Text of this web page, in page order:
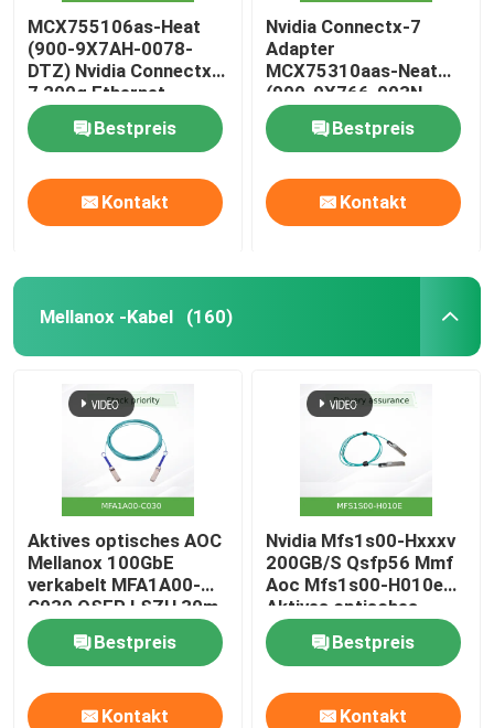
MCX755106as-Heat
(900-9X7AH-0078-
DTZ) Nvidia Connectx-
7 200g Ethernet-
Adapter mit zwei Ports
Bestpreis
Kontakt
Nvidia Connectx-7
Adapter
MCX75310aas-Neat
(900-9X766-003N-
SQ0) Single-Port Osfp
Infiniband: Ndr
400GB/S
Ethernet: 400 GBE
Bestpreis
Kontakt
Mellanox -Kabel (160)
Aktives optisches AOC
Mellanox 100GbE
verkabelt MFA1A00-
C030 QSFP LSZH 30m
Bestpreis
Kontakt
Nvidia Mfs1s00-Hxxxv
200GB/S Qsfp56 Mmf
Aoc Mfs1s00-H010e
Aktives optisches
Kabel, bis zu 200
Gbit/s, Qsfp56 zu
Qsfp56
Bestpreis
Kontakt